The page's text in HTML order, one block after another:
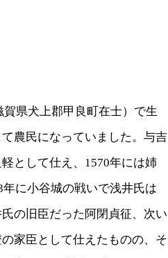
県犬上郡甲良町在士）で生
農民になっていました。与吉
として仕え、1570年には姉
に小谷城の戦いで浅井氏は
の旧臣だった阿閉貞征、次い
家臣として仕えたものの、そ